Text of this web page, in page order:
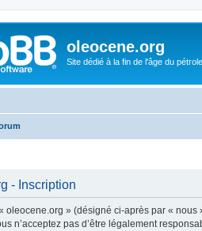
oleocene.org
Site dédié à la fin de l'âge du pétrole
- Inscription
oleocene.org » (désigné ci-après par «
n’acceptez pas d’être légalement